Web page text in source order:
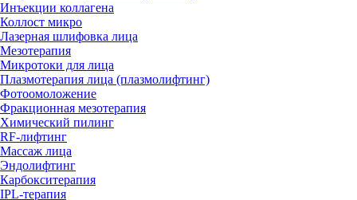
Инъекции коллагена
Коллост микро
Лазерная шлифовка лица
Мезотерапия
Микротоки для лица
Плазмотерапия лица (плазмолифтинг)
Фотоомоложение
Фракционная мезотерапия
Химический пилинг
RF-лифтинг
Массаж лица
Эндолифтинг
Карбокситерапия
IPL‑терапия